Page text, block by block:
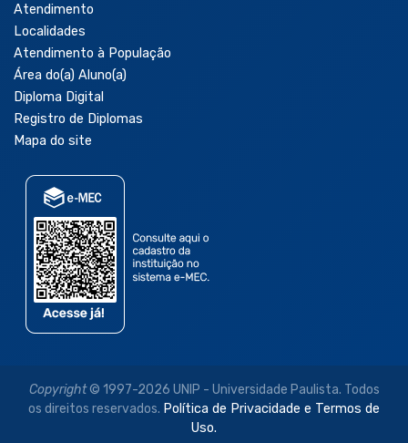
Atendimento
Localidades
Atendimento à População
Área do(a) Aluno(a)
Diploma Digital
Registro de Diplomas
Mapa do site
Copyright© 1997-2026 UNIP - Universidade Paulista. Todos
os direitos reservados. Política de Privacidade e Termos de
Uso.